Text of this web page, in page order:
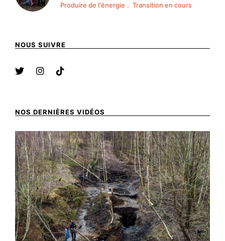
Produire de l'énergie Transition en cours
NOUS SUIVRE
NOS DERNIÈRES VIDÉOS